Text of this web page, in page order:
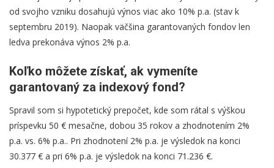
od svojho vzniku dosahujú výnos viac ako 10% p.a. (stav k
septembru 2019). Naopak väčšina garantovaných fondov len
ledva prekonáva výnos 2% p.a.
Koľko môžete získať, ak vymeníte
garantovaný za indexový fond?
Spravil som si hypotetický prepočet, kde som rátal s výškou
príspevku 50 € mesačne, dobou 35 rokov a zhodnotením 2%
p.a. vs. 6% p.a.. Pri zhodnotení 2% p.a. je výsledok na konci
30.377 € a pri 6% p.a. je výsledok na konci 71.236 €.